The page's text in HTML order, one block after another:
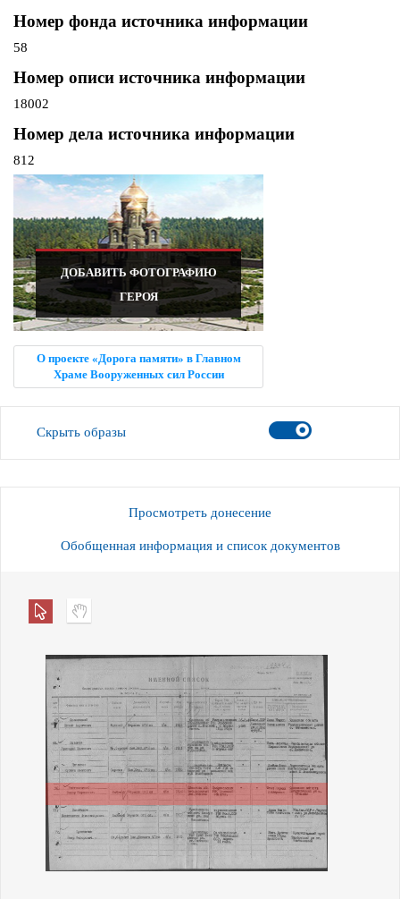
Номер фонда источника информации
58
Номер описи источника информации
18002
Номер дела источника информации
812
ДОБАВИТЬ ФОТОГРАФИЮ
ГЕРОЯ
О проекте «Дорога памяти» в Главном
Храме Вооруженных сил России
Скрыть образы
Просмотреть донесение
Обобщенная информация и список документов